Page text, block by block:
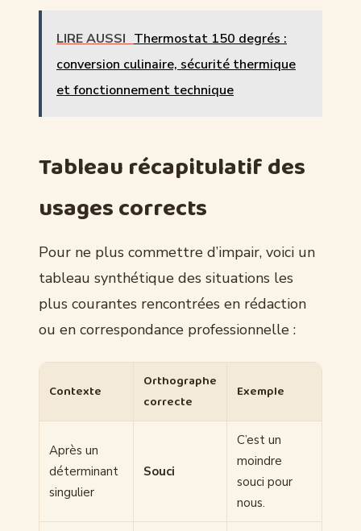
LIRE AUSSI Thermostat 150 degrés :
conversion culinaire, sécurité thermique
et fonctionnement technique
Tableau récapitulatif des
usages corrects
Pour ne plus commettre d’impair, voici un
tableau synthétique des situations les
plus courantes rencontrées en rédaction
ou en correspondance professionnelle :
Contexte
Orthographe
correcte
Exemple
Après un
déterminant
singulier
Souci
C’est un
moindre
souci pour
nous.